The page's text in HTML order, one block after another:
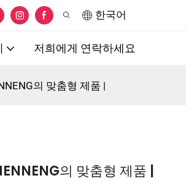
한국어
저희에게 연락하세요
의 맞춤형 제품 |
의 맞춤형 제품 |